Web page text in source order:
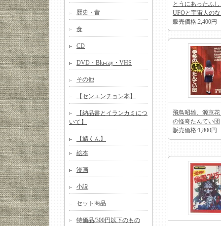
歴史・昔
食
CD
DVD・Blu-ray・VHS
その他
【センエンチョン本】
【納品書とイランカミにつ
いて】
【鯖くん】
絵本
漫画
小説
セット商品
特価品/300円以下のもの
とうにあったふ
UFOと宇宙人の
販売価格:2,400円
飛鳥昭雄、源京花
の怪奇たんてい団
販売価格:1,800円